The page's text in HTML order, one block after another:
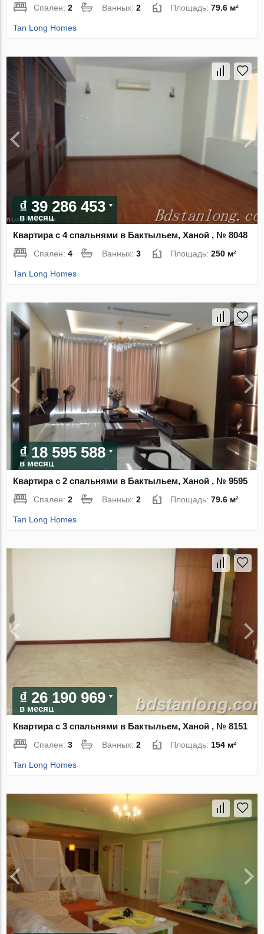
Спален:2 Ванных:2 Площадь:79.6 м²
Tan Long Homes
₫ 39 286 453
в месяц
Квартира с 4 спальнями в Бактыльем, Ханой , № 8048
Спален:4 Ванных:3 Площадь:250 м²
Tan Long Homes
₫ 18 595 588
в месяц
Квартира с 2 спальнями в Бактыльем, Ханой , № 9595
Спален:2 Ванных:2 Площадь:79.6 м²
Tan Long Homes
₫ 26 190 969
в месяц
Квартира с 3 спальнями в Бактыльем, Ханой , № 8151
Спален:3 Ванных:2 Площадь:154 м²
Tan Long Homes